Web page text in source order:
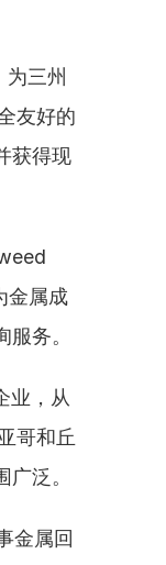
为三州
友好的
获得现
金属成
务。
业，从
哥和丘
泛。
金属回